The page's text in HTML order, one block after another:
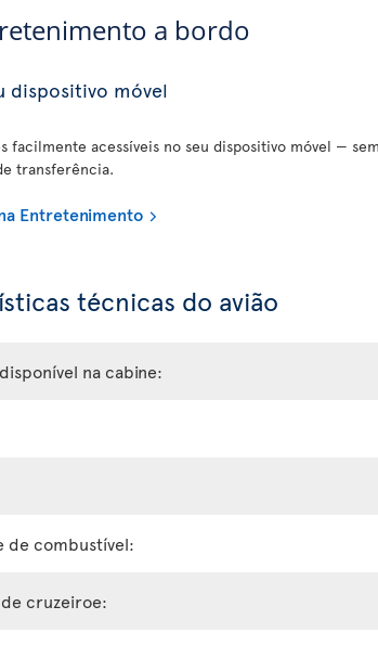
a bordo
dispositivo móvel
facilmente acessíveis no seu dispositivo móvel — sem
transferência.
Entretenimento
técnicas do avião
na cabine:
de combustível:
cruzeiroe: